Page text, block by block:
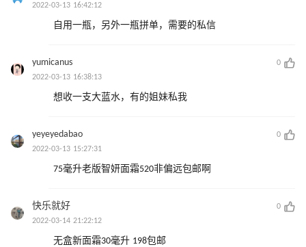
2022-03-13 16:42:12
自用一瓶，另外一瓶拼单，需要的私信
yumicanus
0
2022-03-13 16:38:13
想收一支大蓝水，有的姐妹私我
yeyeyedabao
0
2022-03-13 15:27:31
75毫升老版智妍面霜520非偏远包邮啊
快乐就好
0
2022-03-14 21:22:12
无盒新面霜30毫升 198包邮